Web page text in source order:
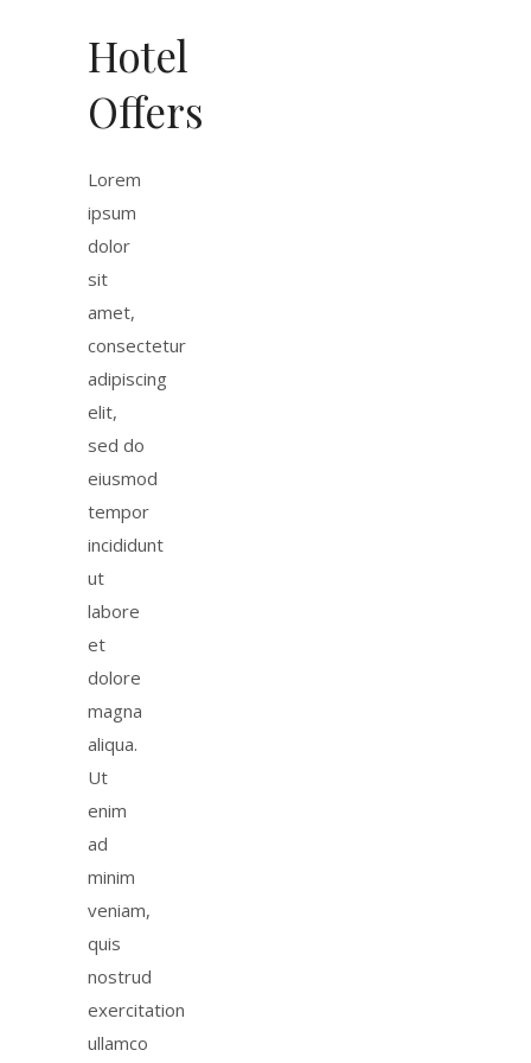
Hotel
Offers
Lorem
ipsum
dolor
sit
amet,
consectetur
adipiscing
elit,
sed do
eiusmod
tempor
incididunt
ut
labore
et
dolore
magna
aliqua.
Ut
enim
ad
minim
veniam,
quis
nostrud
exercitation
ullamco